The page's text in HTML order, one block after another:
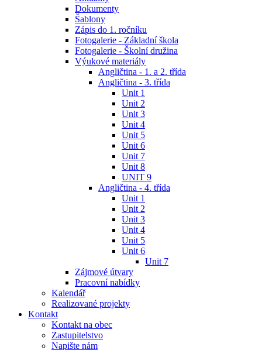
Dokumenty
Šablony
Zápis do 1. ročníku
Fotogalerie - Základní škola
Fotogalerie - Školní družina
Výukové materiály
Angličtina - 1. a 2. třída
Angličtina - 3. třída
Unit 1
Unit 2
Unit 3
Unit 4
Unit 5
Unit 6
Unit 7
Unit 8
UNIT 9
Angličtina - 4. třída
Unit 1
Unit 2
Unit 3
Unit 4
Unit 5
Unit 6
Unit 7
Zájmové útvary
Pracovní nabídky
Kalendář
Realizované projekty
Kontakt
Kontakt na obec
Zastupitelstvo
Napište nám